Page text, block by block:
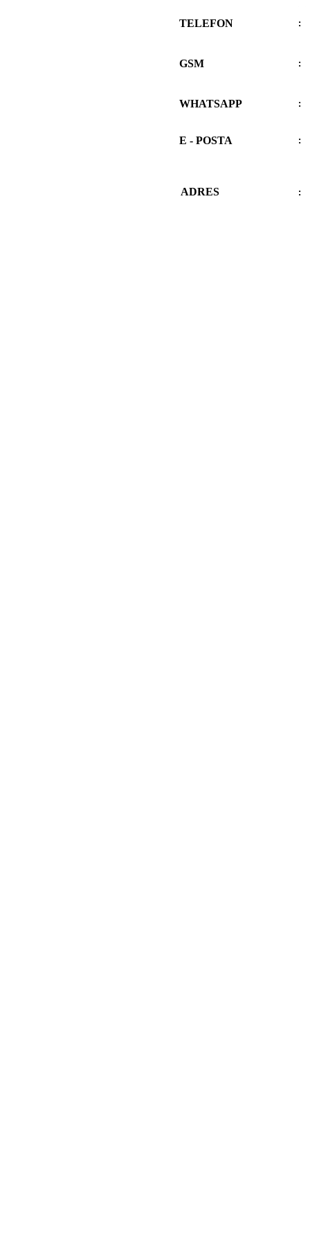
TELEFON :
GSM :
WHATSAPP :
E - POSTA :
ADRES :